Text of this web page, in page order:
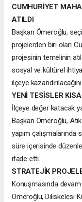
CUMHURİYET
ATILDI
Başkan Ömeroğlu,
projelerden biri olan
projesinin temelinin
sosyal ve kültürel
ilçeye
YENİ TESİSLER
İlçeye değer katacak
Başkan Ömeroğlu,
yapım
süre içerisinde
ifade etti.
STRATEJİK
Konuşmasında
Ömeroğlu, Diliskelesi